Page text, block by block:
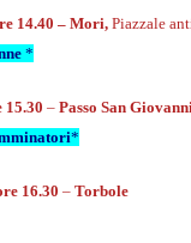
14.40 – Mori,Piazzale
*
15.30 –Passo San Giovanni
*
16.30 –Torbole